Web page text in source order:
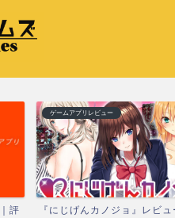
評
ゲームアプリレビュー
『にじげんカノジョ』レビュ